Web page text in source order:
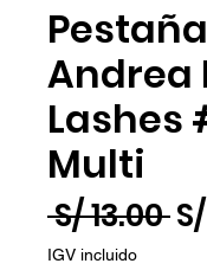
Andrea
Lashes
Multi
S/ 13.00
IGV incluido